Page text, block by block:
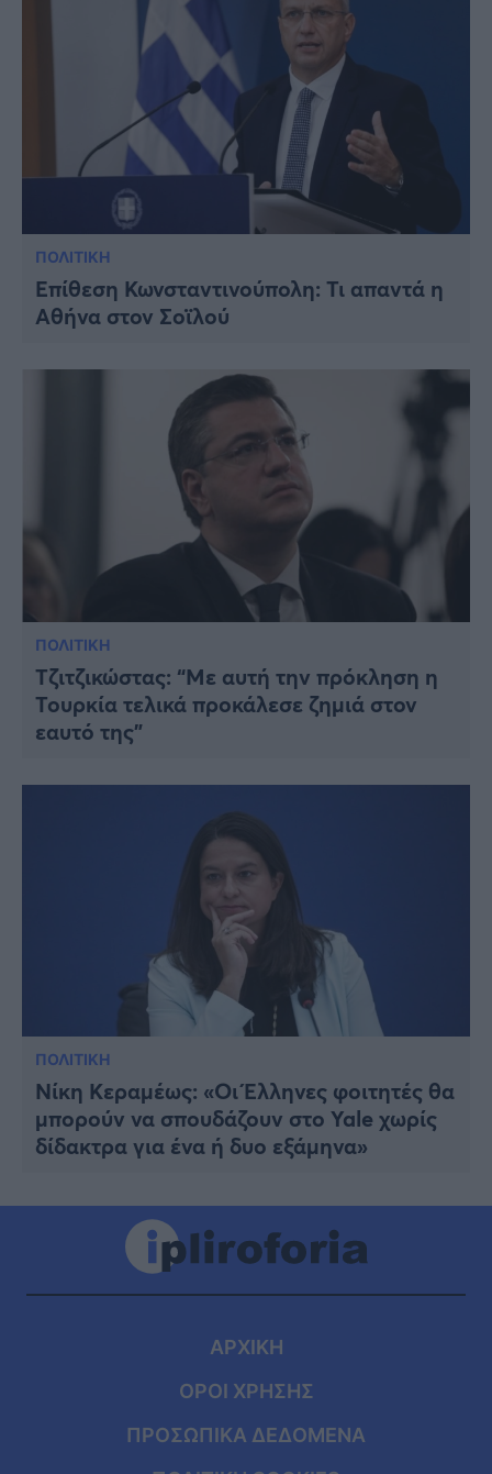
ΠΟΛΙΤΙΚΗ
Επίθεση Κωνσταντινούπολη: Τι απαντά η
Αθήνα στον Σοϊλού
ΠΟΛΙΤΙΚΗ
Τζιτζικώστας: “Με αυτή την πρόκληση η
Τουρκία τελικά προκάλεσε ζημιά στον
εαυτό της”
ΠΟΛΙΤΙΚΗ
Νίκη Κεραμέως: «Οι Έλληνες φοιτητές θα
μπορούν να σπουδάζουν στο Yale χωρίς
δίδακτρα για ένα ή δυο εξάμηνα»
ΑΡΧΙΚΗ
ΟΡΟΙ ΧΡΗΣΗΣ
ΠΡΟΣΩΠΙΚΑ ΔΕΔΟΜΕΝΑ